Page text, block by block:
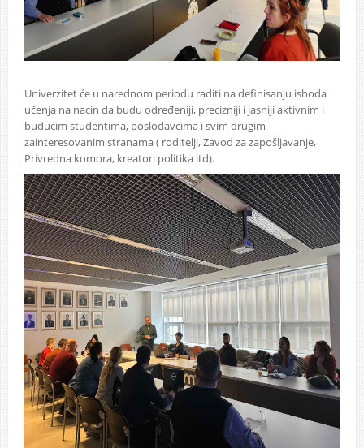
Univerzitet će u narednom periodu raditi na definisanju ishoda
učenja na nacin da budu određeniji, precizniji i jasniji aktivnim i
budućim studentima, poslodavcima i svim drugim
zainteresovanim stranama ( roditelji, Zavod za zapošljavanje,
Privredna komora, kreatori politika itd).